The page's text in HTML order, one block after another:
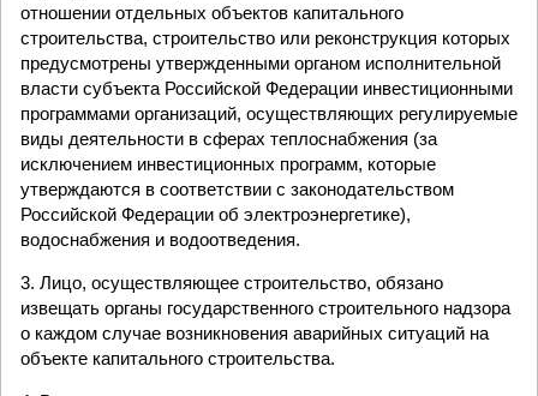
отношении отдельных объектов капитального
строительства, строительство или реконструкция которых
предусмотрены утвержденными органом исполнительной
власти субъекта Российской Федерации инвестиционными
программами организаций, осуществляющих регулируемые
виды деятельности в сферах теплоснабжения (за
исключением инвестиционных программ, которые
утверждаются в соответствии с законодательством
Российской Федерации об электроэнергетике),
водоснабжения и водоотведения.
3. Лицо, осуществляющее строительство, обязано
извещать органы государственного строительного надзора
о каждом случае возникновения аварийных ситуаций на
объекте капитального строительства.